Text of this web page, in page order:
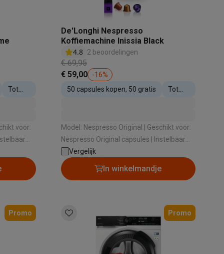
Droogrekken
Tot
in
capsules
De'Longhi Nespresso
Koffiemachine Inissia Black
4.8 2 beoordelingen
€ 69,95
€ 59,00
-16%
50 capsules kopen, 50 gratis
Tot
in
capsules
Model: Nespresso Original | Geschikt voor:
Nespresso Original capsules | Instelbaar
koffievolume: Ja | Automatisch uitwerpen
capsules: Nee | Bedieningspaneel:
Druktoetsen
Vergelijk
In winkelmandje
Promo Promo